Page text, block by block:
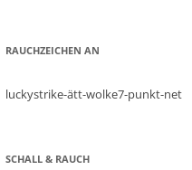
RAUCHZEICHEN AN
luckystrike-ätt-wolke7-punkt-net
SCHALL & RAUCH